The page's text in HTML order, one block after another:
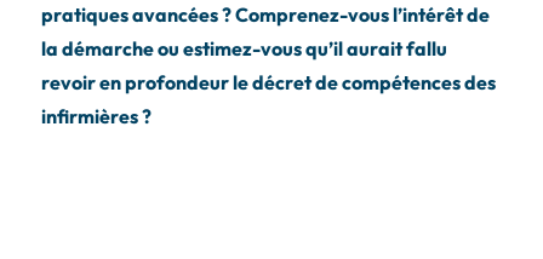
pratiques avancées ? Comprenez-vous l’intérêt de
la démarche ou estimez-vous qu’il aurait fallu
revoir en profondeur le décret de compétences des
infirmières ?